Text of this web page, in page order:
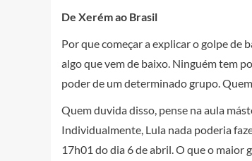
De Xerém ao Brasil
Por que começar a explicar o golpe de
algo que vem de baixo. Ninguém tem
poder de um determinado grupo.
Quem duvida disso, pense na aula
Individualmente, Lula nada poderia
17h01 do dia 6 de abril. O que o maior